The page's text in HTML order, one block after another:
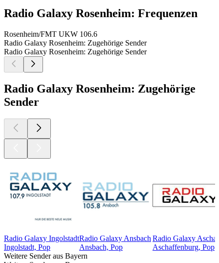
Radio Galaxy Rosenheim: Frequenzen
Rosenheim/FMT UKW 106.6
Radio Galaxy Rosenheim: Zugehörige Sender
Radio Galaxy Rosenheim: Zugehörige Sender
Radio Galaxy Rosenheim: Zugehörige
Sender
Radio Galaxy Ingolstadt
Ingolstadt, Pop
Radio Galaxy Ansbach
Ansbach, Pop
Radio Galaxy
Aschaffenburg, Pop
Weitere Sender aus Bayern